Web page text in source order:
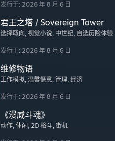
发行于: 2026 年 8 月 6 日
君王之塔 / Sovereign Tower
选择取向, 视觉小说, 中世纪, 自选历险体验
发行于: 2026 年 8 月 6 日
维修物语
工作模拟, 温馨惬意, 管理, 经济
发行于: 2026 年 8 月 6 日
《漫威斗魂》
动作, 休闲 , 2D 格斗, 街机